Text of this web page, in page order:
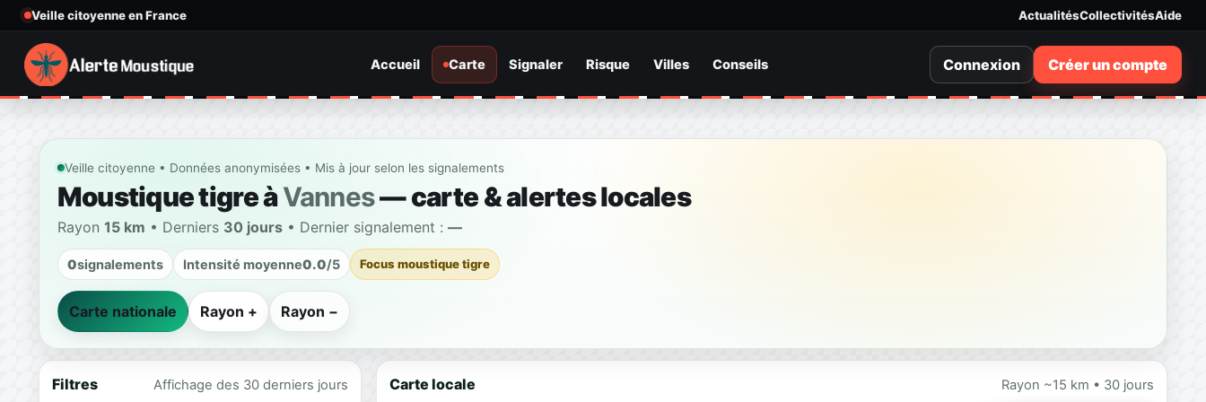
Veille citoyenne en France ActualitésCollectivitésAide
Accueil Carte Signaler Risque Villes Conseils Connexion Créer un compte
Veille citoyenne • Données anonymisées • Mis à jour selon les signalements
Moustique tigre àVannes— carte & alertes locales
Rayon 15 km • Derniers 30 jours• Dernier signalement : —
0signalements Intensité moyenne0.0/5 Focus moustique tigre
Carte nationale Rayon + Rayon −
Filtres Affichage des 30 derniers jours Carte locale Rayon ~15 km • 30 jours